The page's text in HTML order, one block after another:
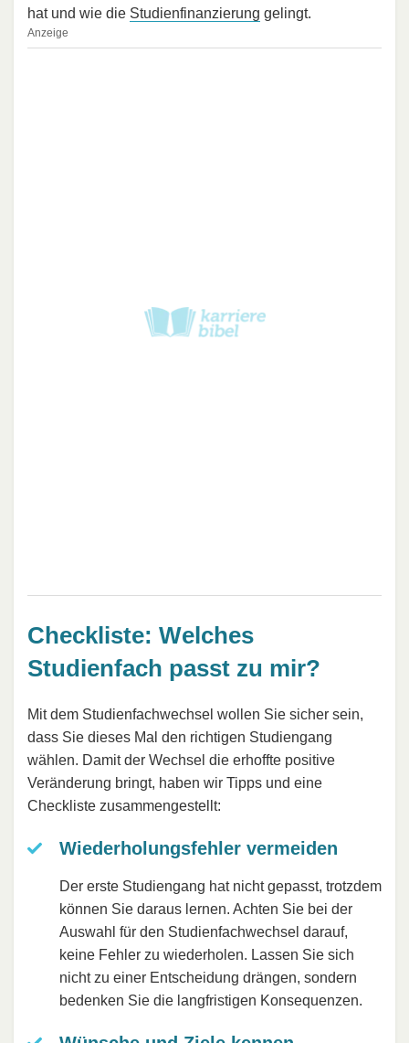
hat und wie die Studienfinanzierung gelingt.
Anzeige
Checkliste: Welches
Studienfach passt zu mir?
Mit dem Studienfachwechsel wollen Sie sicher sein,
dass Sie dieses Mal den richtigen Studiengang
wählen. Damit der Wechsel die erhoffte positive
Veränderung bringt, haben wir Tipps und eine
Checkliste zusammengestellt:
Wiederholungsfehler vermeiden
Der erste Studiengang hat nicht gepasst, trotzdem
können Sie daraus lernen. Achten Sie bei der
Auswahl für den Studienfachwechsel darauf,
keine Fehler zu wiederholen. Lassen Sie sich
nicht zu einer Entscheidung drängen, sondern
bedenken Sie die langfristigen Konsequenzen.